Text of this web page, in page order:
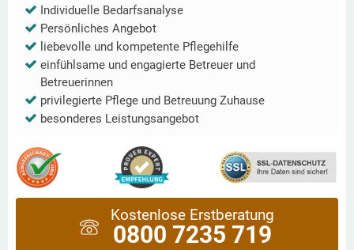
Individuelle Bedarfsanalyse
Persönliches Angebot
liebevolle und kompetente Pflegehilfe
einfühlsame und engagierte Betreuer und
Betreuerinnen
privilegierte Pflege und Betreuung Zuhause
besonderes Leistungsangebot
Kostenlose Erstberatung
0800 7235 719